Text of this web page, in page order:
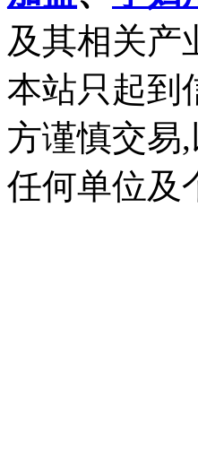
及其相关产
本站只起到
方谨慎交易
任何单位及